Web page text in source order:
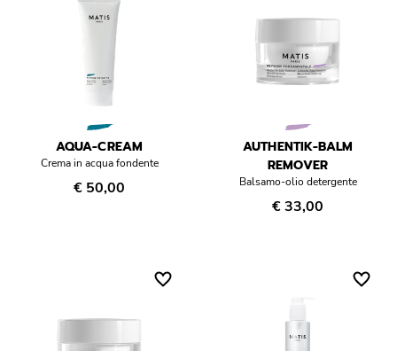
AQUA-CREAM
Crema in acqua fondente
€ 50,00
AUTHENTIK-BALM
REMOVER
Balsamo-olio detergente
€ 33,00